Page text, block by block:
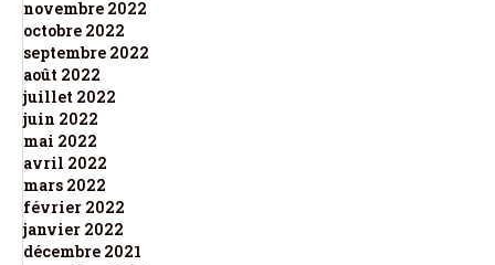
novembre 2022
octobre 2022
septembre 2022
août 2022
juillet 2022
juin 2022
mai 2022
avril 2022
mars 2022
février 2022
janvier 2022
décembre 2021